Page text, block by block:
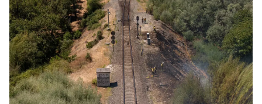
CRISIS MIGRATORIA
La Justicia marroquí procesa a 86 personas por
organizar los cruces irregulares hacia Ceuta